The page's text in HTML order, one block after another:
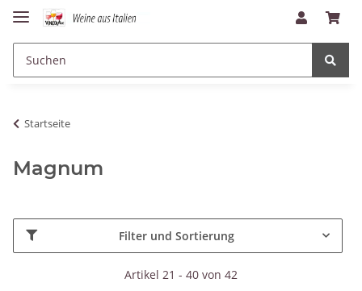
Startseite
Magnum
Filter und Sortierung
Artikel 21 - 40 von 42